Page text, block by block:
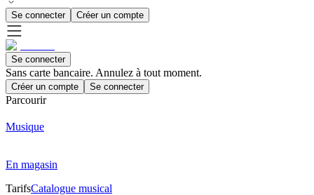
Se connecter Créer un compte
Se connecter
Sans carte bancaire. Annulez à tout moment.
Créer un compte Se connecter
Parcourir
Musique
En magasin
TarifsCatalogue musical